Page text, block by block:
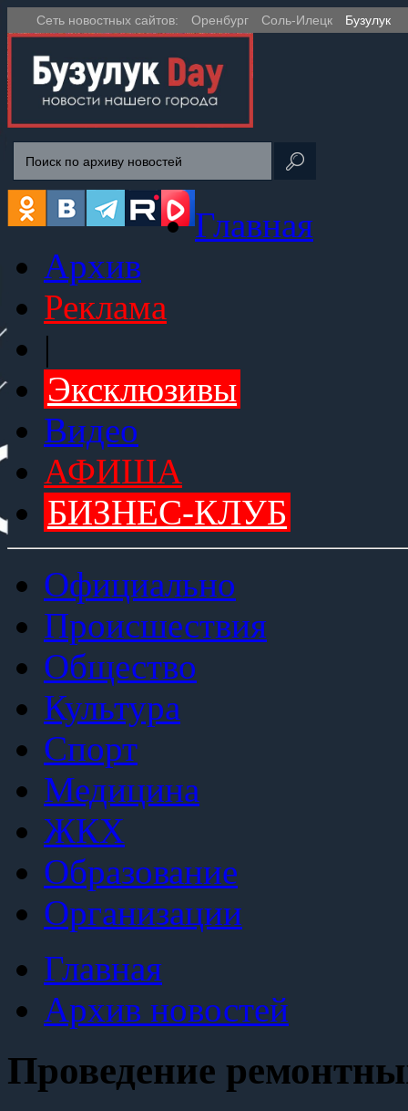
Сеть новостных сайтов: Оренбург Соль-Илецк Бузулук
Главная
Архив
Реклама
|
Эксклюзивы
Видео
АФИША
БИЗНЕС-КЛУБ
Официально
Происшествия
Общество
Культура
Спорт
Медицина
ЖКХ
Образование
Организации
Главная
Архив новостей
Проведение